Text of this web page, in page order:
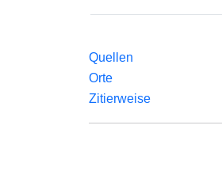
Quellen
Orte
Zitierweise